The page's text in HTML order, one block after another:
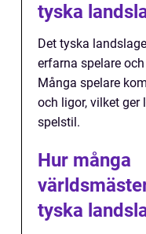
tyska
Det tyska
erfarna spelare
Många spelare
och ligor, vilket ger
spelstil.
Hur många
tyska